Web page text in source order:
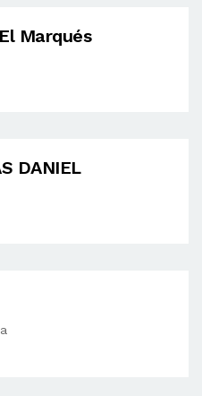
Marqués
DANIEL